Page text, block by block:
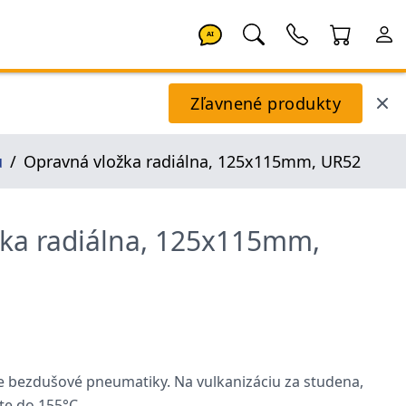
AI
Zľavnené produkty
Opravná vložka radiálna, 125x115mm, UR52
radiálna, 125x115mm,
bezdušové pneumatiky. Na vulkanizáciu za studena,